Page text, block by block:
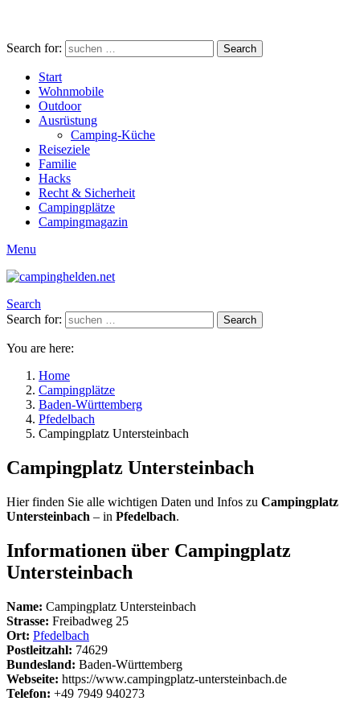
Search for: Search
Start
Wohnmobile
Outdoor
Ausrüstung
Camping-Küche
Reiseziele
Familie
Hacks
Recht & Sicherheit
Campingplätze
Campingmagazin
Menu
Search
Search for:
Search
You are here:
Home
Campingplätze
Baden-Württemberg
Pfedelbach
Campingplatz Untersteinbach
Campingplatz Untersteinbach
Hier finden Sie alle wichtigen Daten und Infos zu Campingplatz
Untersteinbach – in Pfedelbach.
Informationen über Campingplatz
Untersteinbach
Name: Campingplatz Untersteinbach
Strasse: Freibadweg 25
Ort: Pfedelbach
Postleitzahl: 74629
Bundesland: Baden-Württemberg
Webseite: https://www.campingplatz-untersteinbach.de
Telefon: +49 7949 940273